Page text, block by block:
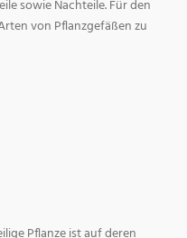
sowie Nachteile. Für den
von Pflanzgefäßen zu